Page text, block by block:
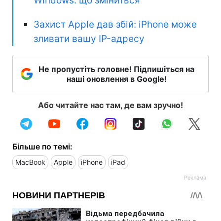
Захист Apple дав збій: iPhone може
зливати вашу IP-адресу
Не пропустіть головне! Підпишіться на
наші оновлення в Google!
Або читайте нас там, де вам зручно!
Більше по темі:
MacBook Apple iPhone iPad